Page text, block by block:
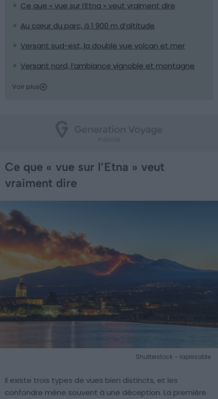
Ce que « vue sur l’Etna » veut vraiment dire
Au cœur du parc, à 1 900 m d’altitude
Versant sud-est, la double vue volcan et mer
Versant nord, l’ambiance vignoble et montagne
Voir plus
Ce que « vue sur l’Etna » veut
vraiment dire
Shutterstock – lapissable
Il existe trois types de vues bien distincts, et les
confondre mène souvent à une déception. La première